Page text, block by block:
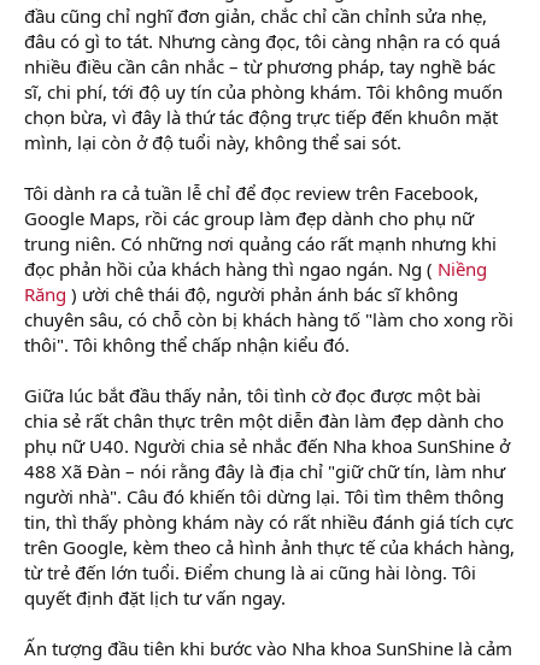
đầu cũng chỉ nghĩ đơn giản, chắc chỉ cần chỉnh sửa nhẹ,
đâu có gì to tát. Nhưng càng đọc, tôi càng nhận ra có quá
nhiều điều cần cân nhắc – từ phương pháp, tay nghề bác
sĩ, chi phí, tới độ uy tín của phòng khám. Tôi không muốn
chọn bừa, vì đây là thứ tác động trực tiếp đến khuôn mặt
mình, lại còn ở độ tuổi này, không thể sai sót.
Tôi dành ra cả tuần lễ chỉ để đọc review trên Facebook,
Google Maps, rồi các group làm đẹp dành cho phụ nữ
trung niên. Có những nơi quảng cáo rất mạnh nhưng khi
đọc phản hồi của khách hàng thì ngao ngán. Ng ( Niềng
Răng ) ười chê thái độ, người phản ánh bác sĩ không
chuyên sâu, có chỗ còn bị khách hàng tố "làm cho xong rồi
thôi". Tôi không thể chấp nhận kiểu đó.
Giữa lúc bắt đầu thấy nản, tôi tình cờ đọc được một bài
chia sẻ rất chân thực trên một diễn đàn làm đẹp dành cho
phụ nữ U40. Người chia sẻ nhắc đến Nha khoa SunShine ở
488 Xã Đàn – nói rằng đây là địa chỉ "giữ chữ tín, làm như
người nhà". Câu đó khiến tôi dừng lại. Tôi tìm thêm thông
tin, thì thấy phòng khám này có rất nhiều đánh giá tích cực
trên Google, kèm theo cả hình ảnh thực tế của khách hàng,
từ trẻ đến lớn tuổi. Điểm chung là ai cũng hài lòng. Tôi
quyết định đặt lịch tư vấn ngay.
Ấn tượng đầu tiên khi bước vào Nha khoa SunShine là cảm